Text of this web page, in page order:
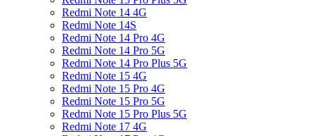
Redmi Note 14 4G
Redmi Note 14S
Redmi Note 14 Pro 4G
Redmi Note 14 Pro 5G
Redmi Note 14 Pro Plus 5G
Redmi Note 15 4G
Redmi Note 15 Pro 4G
Redmi Note 15 Pro 5G
Redmi Note 15 Pro Plus 5G
Redmi Note 17 4G